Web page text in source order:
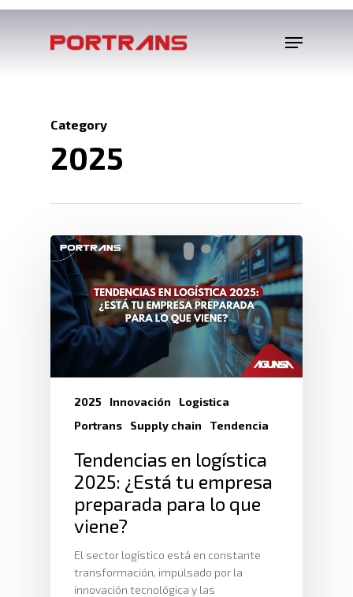
Category
2025
2025 Innovación
Logistica
Portrans
Supply chain Tendencia
Tendencias en logística
2025: ¿Está tu empresa
preparada para lo que
viene?
El sector logístico está en constante
transformación, impulsado por la
innovación tecnológica y las